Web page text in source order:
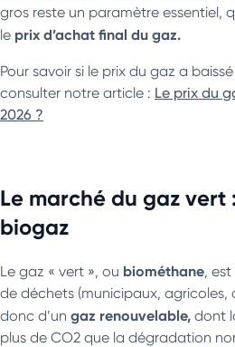
gros reste un paramètre essentiel,
le prix d’achat final du gaz.
Pour savoir si le prix du gaz a
consulter notre article : Le prix du
2026 ?
Le marché du gaz vert
biogaz
Le gaz « vert », ou biométhane,
de déchets (municipaux, agricoles,
donc d’un gaz renouvelable, dont
plus de CO2 que la dégradation